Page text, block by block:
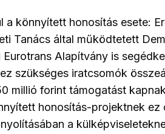
a könnyített honosítás esete:
Tanács által működtetett
Eurotrans Alapítvány is
szükséges iratcsomók
millió forint támogatást
honosítás-projektnek
a